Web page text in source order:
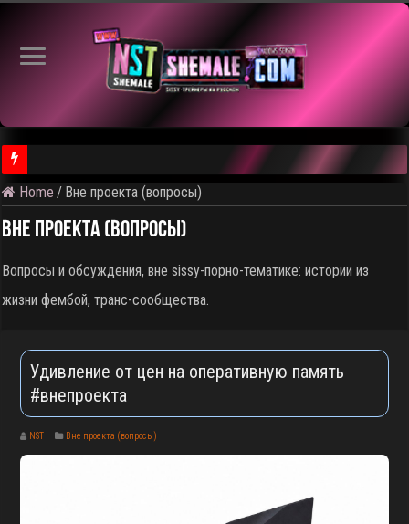
⚠️ Результаты голосования и тема следующего откртытого
Home / Вне проекта (вопросы)
Вне проекта (вопросы)
Вопросы и обсуждения, вне sissy-порно-тематике: истории из
жизни фембой, транс-сообщества.
Удивление от цен на оперативную память
#внепроекта
NST Вне проекта (вопросы)